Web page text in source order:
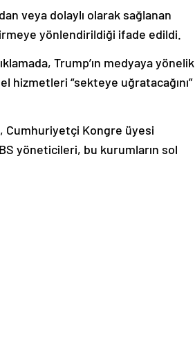
veya dolaylı olarak sağlanan
yönlendirildiği ifade edildi.
Trump’ın medyaya yönelik
hizmetleri “sekteye uğratacağını”
Cumhuriyetçi Kongre üyesi
yöneticileri, bu kurumların sol